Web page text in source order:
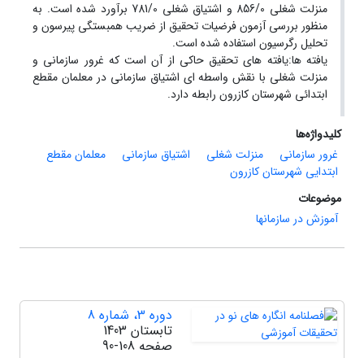
منزلت شغلی 856/0 و اشتیاق شغلی 781/0 برآورد شده است. به
منظور بررسی آزمون فرضیات تحقیق از ضریب همبستگی پیرسون و
تحلیل رگرسیون استفاده شده است.
یافته ها:یافته های تحقیق حاکی از آن است که غرور سازمانی و
منزلت شغلی با نقش واسطه ای اشتیاق سازمانی در معلمان مقطع
ابتدائی شهرستان کازرون رابطه دارد.
کلیدواژه‌ها
غرور سازمانی
منزلت شغلی اشتیاق سازمانی
معلمان مقطع
ابتدایی شهرستان کازرون
موضوعات
آموزش در سازمانها
دوره 3، شماره 8
تابستان 1403
صفحه 90-108